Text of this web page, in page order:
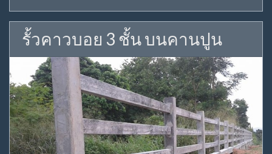
รั้วคาวบอย 3 ชั้น บนคานปูน